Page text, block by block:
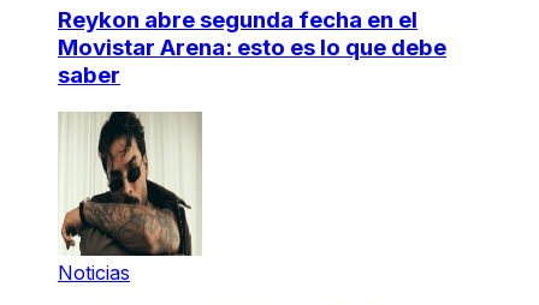
Reykon abre segunda fecha en el
Movistar Arena: esto es lo que debe
saber
Noticias